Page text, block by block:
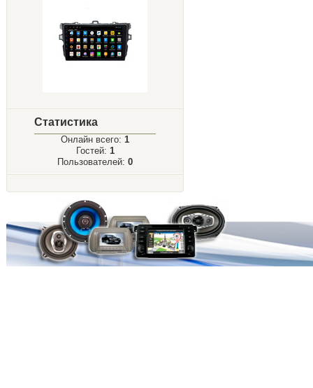
Статистика
Онлайн всего: 1
Гостей: 1
Пользователей: 0